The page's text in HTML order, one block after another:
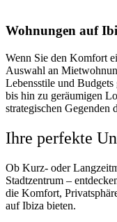
Wohnungen auf
Wenn Sie den Komfort
Auswahl an
Lebensstile und
bis hin zu geräumigen
strategischen Gegenden
Ihre perfekte
Ob Kurz- oder
Stadtzentrum –
die Komfort,
auf Ibiza bieten.